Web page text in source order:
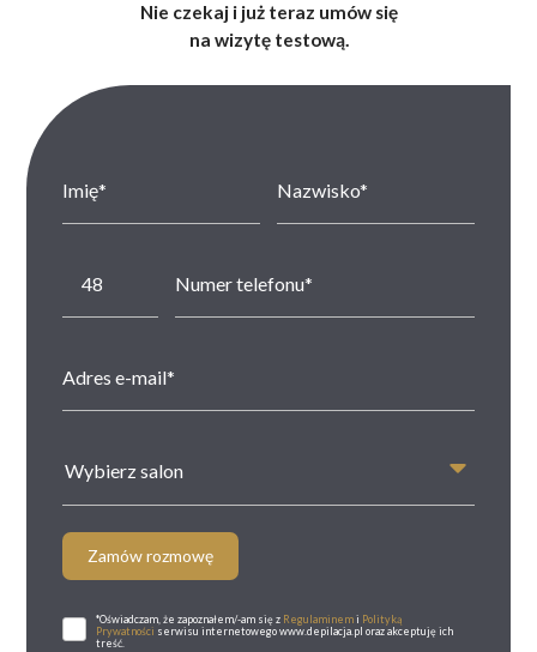
Nie czekaj i już teraz umów się
na wizytę testową.
Wybierz salon
Zamów rozmowę
*Oświadczam, że zapoznałem/-am się z Regulaminemi Polityką
Prywatności serwisu internetowego www.depilacja.pl oraz akceptuję ich
treść.